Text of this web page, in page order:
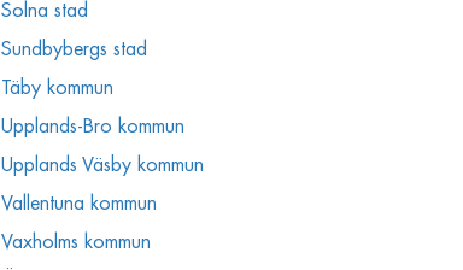
Solna stad
Sundbybergs stad
Täby kommun
Upplands-Bro kommun
Upplands Väsby kommun
Vallentuna kommun
Vaxholms kommun